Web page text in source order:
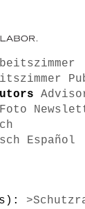
Español